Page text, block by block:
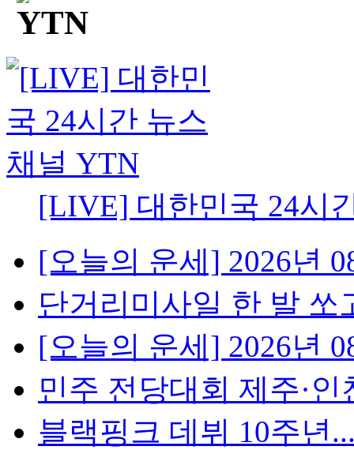
[LIVE] 대한민국 24시
[오늘의 운세] 2026년
단거리미사일 한 발 쏘
[오늘의 운세] 2026년
민주 전당대회 제주·인
블랙핑크 데뷔 10주년